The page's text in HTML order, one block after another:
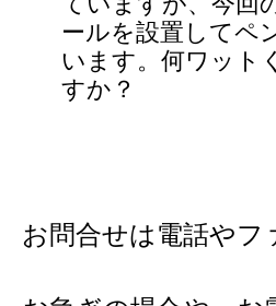
ールを設置してペ
います。何ワット
すか？
お問合せは電話や